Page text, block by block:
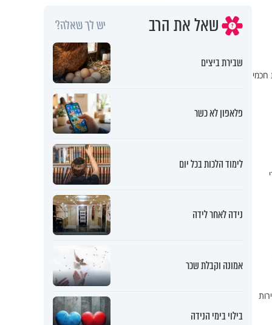
חכמי
שאל את הרב יש לך שאלה?
שבירת ביצים
פלאפון לא כשר
לימוד הלכות בכל יום
נידה לאחר לידה
אמונה וקבלת שכר
בילוי בימי הנידה